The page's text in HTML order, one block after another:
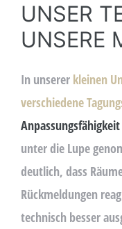
UNSER
UNSERE
In unserer kleinen
verschiedene
unter die Lupe
deutlich, dass
Rückmeldungen
technisch besser